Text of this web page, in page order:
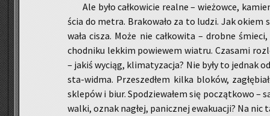
Ale było cał­ko­wi­cie re­al­ne – wie­żow­ce,
ścia do metra. Bra­ko­wa­ło za to ludzi. Jak okiem
wa­ła cisza. Może nie cał­ko­wi­ta – drob­ne
chod­ni­ku lek­kim po­wie­wem wia­tru. Cza­sa­mi
– jakiś wy­ciąg, kli­ma­ty­za­cja? Nie były to jed­nak
sta-wid­ma. Prze­sze­dłem kilka blo­ków,
skle­pów i biur. Spo­dzie­wa­łem się po­cząt­ko­wo –
walki, oznak na­głej, pa­nicz­nej ewa­ku­acji? Na nic